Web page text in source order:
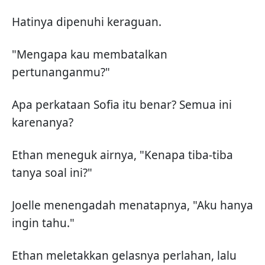
Hatinya dipenuhi keraguan.
"Mengapa kau membatalkan
pertunanganmu?"
Apa perkataan Sofia itu benar? Semua ini
karenanya?
Ethan meneguk airnya, "Kenapa tiba-tiba
tanya soal ini?"
Joelle menengadah menatapnya, "Aku hanya
ingin tahu."
Ethan meletakkan gelasnya perlahan, lalu